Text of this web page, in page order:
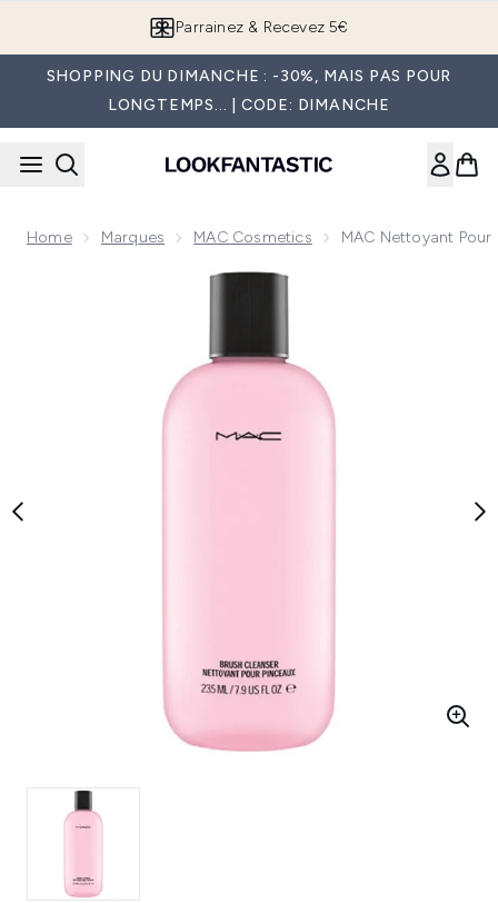
Parrainez & Recevez 5€
SHOPPING DU DIMANCHE : -30%, MAIS PAS POUR
LONGTEMPS... | CODE: DIMANCHE
Home Marques MAC Cosmetics MAC Nettoyant Pour
Now showing image 1 MAC Nettoyant Pour Pinceaux